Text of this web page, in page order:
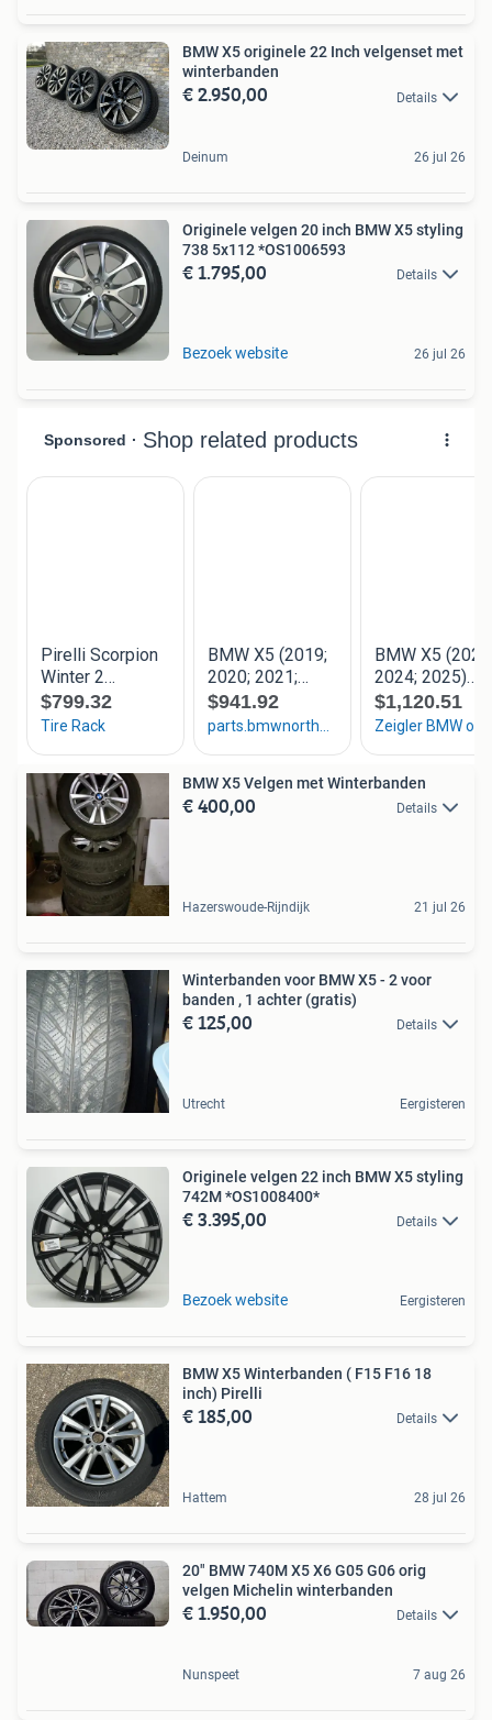
BMW X5 originele 22 Inch velgenset met
winterbanden
€ 2.950,00 Details
Deinum 26 jul 26
Originele velgen 20 inch BMW X5 styling
738 5x112 *OS1006593
€ 1.795,00 Details
Bezoek website 26 jul 26
BMW X5 Velgen met Winterbanden
€ 400,00 Details
Hazerswoude-Rijndijk 21 jul 26
Winterbanden voor BMW X5 - 2 voor
banden , 1 achter (gratis)
€ 125,00 Details
Utrecht Eergisteren
Originele velgen 22 inch BMW X5 styling
742M *OS1008400*
€ 3.395,00 Details
Bezoek website Eergisteren
BMW X5 Winterbanden ( F15 F16 18
inch) Pirelli
€ 185,00 Details
Hattem 28 jul 26
20" BMW 740M X5 X6 G05 G06 orig
velgen Michelin winterbanden
€ 1.950,00 Details
Nunspeet 7 aug 26